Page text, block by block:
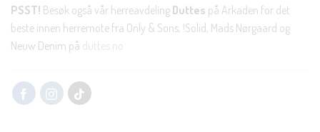
PSST! Besøk også vår herreavdeling Duttes på Arkaden for det
beste innen herremote fra Only & Sons, !Solid, Mads Nørgaard og
Neuw Denim på duttes.no